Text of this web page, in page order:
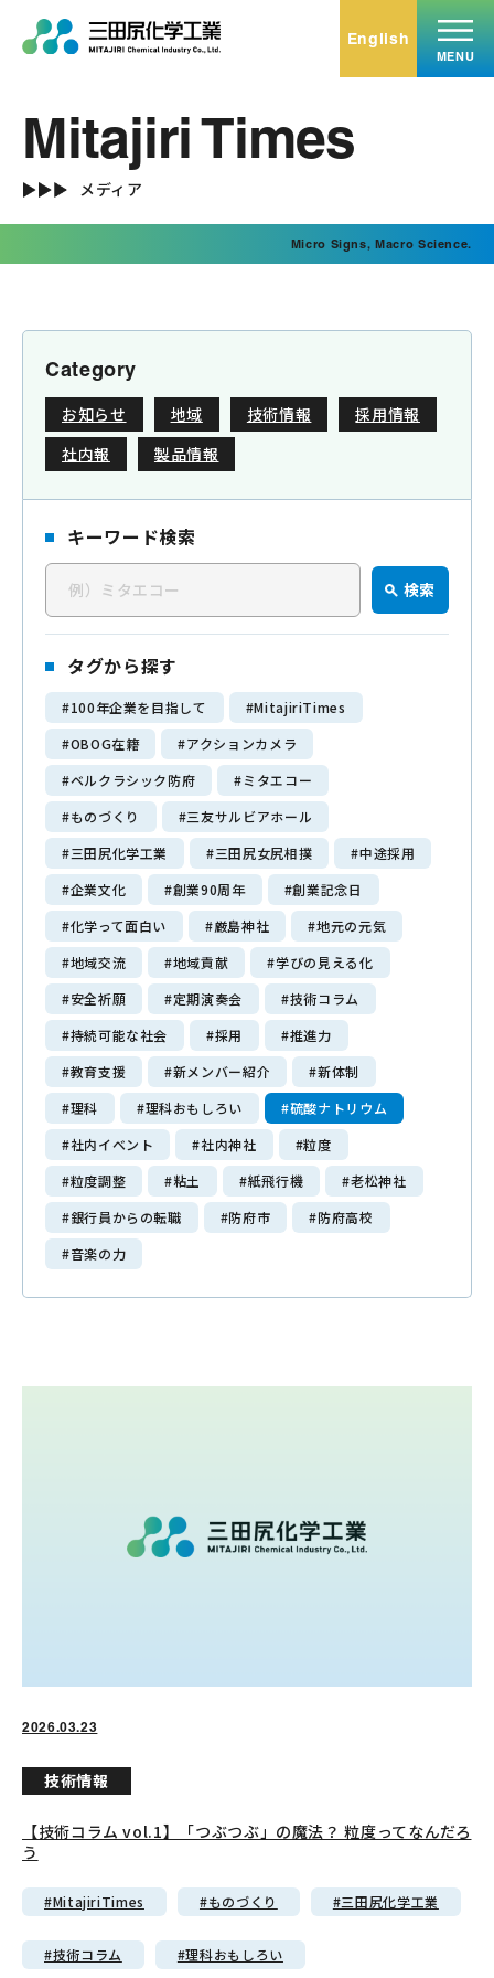
English
MENU
トップ
Top
事業内容
Service
有機化学品
ミタエコー
受託加工･小分け充填
ミタバイオ
不動産賃貸
三田尻化学工業について
About us
企業理念
私たちの強み
会社情報
Company
代表挨拶
会社概要
経営理念
90年の歴史
メディア
Mitajiri Times
採用情報
Recruit
働く環境・福利厚生
募集要項・選考ステップ
エントリーフォーム
お問い合わせ
0835-22-3311
Mitajiri Times
メディア
Micro Signs, Macro Science.
Category
お知らせ 地域 技術情報
採用情報
社内報
製品情報
キーワード検索
検
索
キ
ー
ワ
ー
ド
検索
タグから探す
#100年企業を目指して
#MitajiriTimes
#OBOG在籍
#アクションカメラ
#ベルクラシック防府
#ミタエコー
#ものづくり
#三友サルビアホール
#三田尻化学工業
#三田尻女尻相撲
#中途採用
#企業文化
#創業90周年
#創業記念日
#化学って面白い
#厳島神社
#地元の元気
#地域交流
#地域貢献
#学びの見える化
#安全祈願
#定期演奏会
#技術コラム
#持続可能な社会
#採用
#推進力
#教育支援
#新メンバー紹介
#新体制
#理科
#理科おもしろい
#硫酸ナトリウム
#社内イベント
#社内神社
#粒度
#粒度調整
#粘土 #紙飛行機
#老松神社
#銀行員からの転職
#防府市
#防府高校
#音楽の力
技術情報
2026.03.23
【技術コラム vol.1】「つぶつぶ」の魔法？ 粒度ってなんだろ
う
#MitajiriTimes #ものづくり #三田尻化学工業
#技術コラム #理科おもしろい